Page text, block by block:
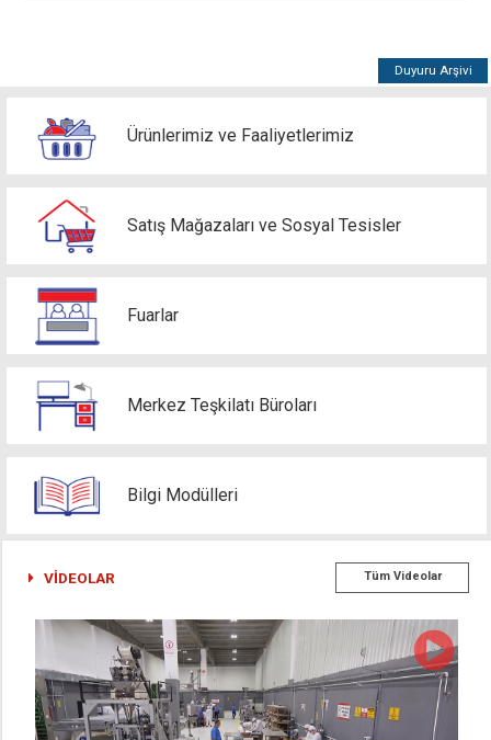
Duyuru Arşivi
Ürünlerimiz ve Faaliyetlerimiz
Satış Mağazaları ve Sosyal Tesisler
Fuarlar
Merkez Teşkilatı Büroları
Bilgi Modülleri
VİDEOLAR Tüm Videolar